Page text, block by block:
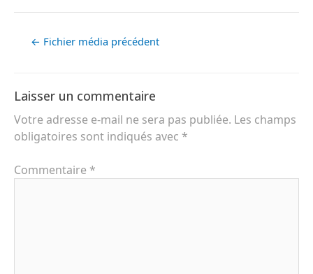
← Fichier média précédent
Laisser un commentaire
Votre adresse e-mail ne sera pas publiée. Les champs
obligatoires sont indiqués avec *
Commentaire *